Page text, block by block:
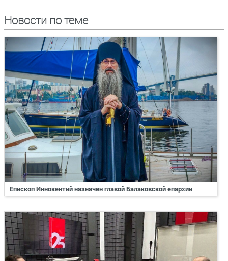
Новости по теме
Епископ Иннокентий назначен главой Балаковской епархии